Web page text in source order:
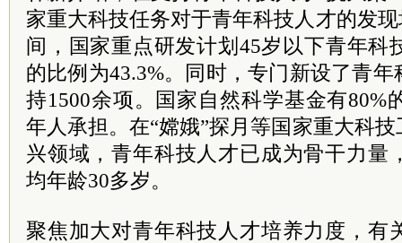
家重大科技任务对于青年科技人才的发
间，国家重点研发计划45岁以下青年科
的比例为43.3%。同时，专门新设了青
持1500余项。国家自然科学基金有80%
年人承担。在“嫦娥”探月等国家重大科
兴领域，青年科技人才已成为骨干力量
均年龄30多岁。
聚焦加大对青年科技人才培养力度，有